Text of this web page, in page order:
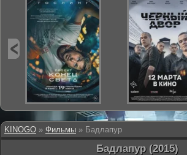
KINOGO » Фильмы » Бадлапур
Бадлапур (2015)